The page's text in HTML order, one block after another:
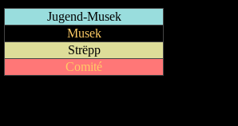
Jugend-Musek
Musek
Strëpp
Comité